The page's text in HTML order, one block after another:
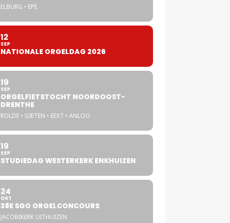
ELBURG • EPE
12
SEP
NATIONALE ORGELDAG 2026
19
SEP
ORGELFIETSTOCHT NOORDOOST-
DRENTHE
ROLDE • GIETEN • EEXT • ANLOO
19
SEP
STUDIEDAG WESTERKERK ENKHUIZEN
24
OKT
38E SGO ORGELCONCOURS
JACOBIKERK UITHUIZEN